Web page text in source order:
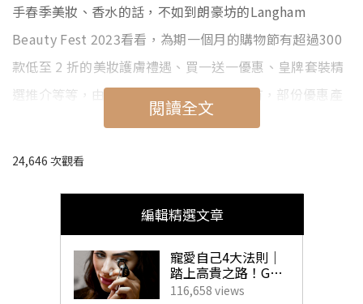
手春季美妝、香水的話，不如到朗豪坊的Langham
Beauty Fest 2023看看，為期一個月的購物節有超過300
款低至 2 折的美妝護膚禮遇、買一送一優惠、皇牌套裝精
選推介等等，由護膚產品、美妝到香水都有，部份優惠產
品更可以在eSTORE買到，一齊睇下有什麼值得入手的美
快速連結｜著數春季美妝產品推
美妝產品類
閱讀全文
24,646 次觀看
編輯精選文章
寵愛自己4大法則｜
踏上高貴之路！GIA
珠寶鑽飾必備指南
116,658 views